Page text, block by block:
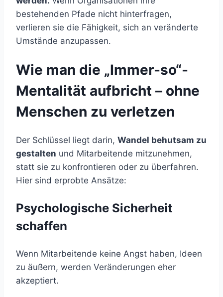
bestehenden Pfade nicht hinterfragen,
verlieren sie die Fähigkeit, sich an veränderte
Umstände anzupassen.
Wie man die „Immer-so“-
Mentalität aufbricht – ohne
Menschen zu verletzen
Der Schlüssel liegt darin, Wandel behutsam zu
gestalten und Mitarbeitende mitzunehmen,
statt sie zu konfrontieren oder zu überfahren.
Hier sind erprobte Ansätze:
Psychologische Sicherheit
schaffen
Wenn Mitarbeitende keine Angst haben, Ideen
zu äußern, werden Veränderungen eher
akzeptiert.